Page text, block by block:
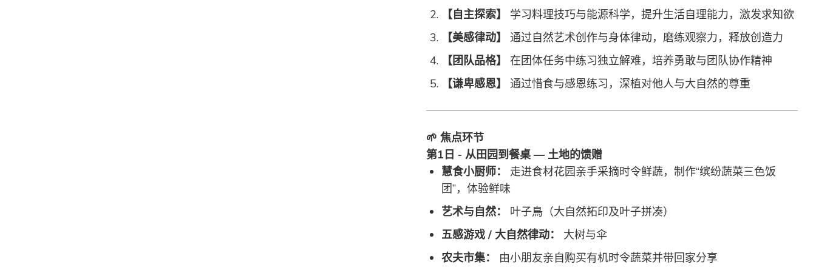
【自主探索】
学习料理技巧与能源科学，提升生活自理能力，激发求知欲
【美感律动】
通过自然艺术创作与身体律动，磨练观察力，释放创造力
【团队品格】
在团体任务中练习独立解难，培养勇敢与团队协作精神
【谦卑感恩】
通过惜食与感恩练习，深植对他人与大自然的尊重
🌱 焦点环节
第1日 - 从田园到餐桌 — 土地的馈赠
慧食小厨师：
走进食材花园亲手采摘时令鲜蔬，制作“缤纷蔬菜三色饭
团”，体验鲜味
艺术与自然：
叶子鳥（大自然拓印及叶子拼凑）
五感游戏 / 大自然律动：
大树与伞
农夫市集：
由小朋友亲自购买有机时令蔬菜并带回家分享